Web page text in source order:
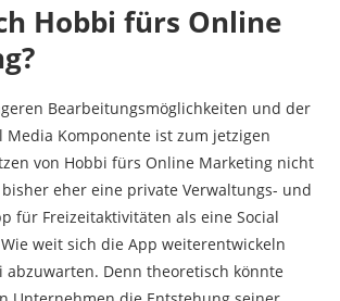
Hobbi fürs Online
Bearbeitungsmöglichkeiten und der
Media Komponente ist zum jetzigen
von Hobbi fürs Online Marketing nicht
eher eine private Verwaltungs- und
für Freizeitaktivitäten als eine Social
weit sich die App weiterentwickeln
Denn theoretisch könnte